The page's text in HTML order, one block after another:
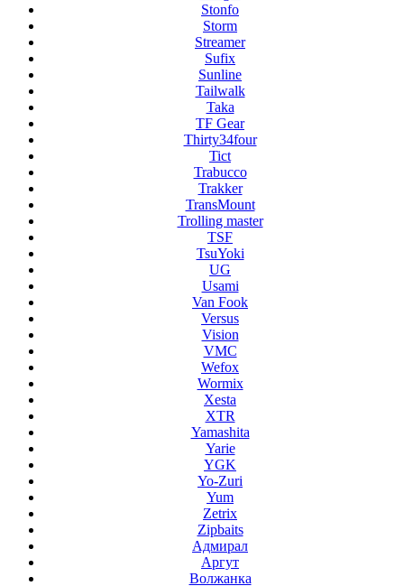
Stonfo
Storm
Streamer
Sufix
Sunline
Tailwalk
Taka
TF Gear
Thirty34four
Tict
Trabucco
Trakker
TransMount
Trolling master
TSF
TsuYoki
UG
Usami
Van Fook
Versus
Vision
VMC
Wefox
Wormix
Xesta
XTR
Yamashita
Yarie
YGK
Yo-Zuri
Yum
Zetrix
Zipbaits
Адмирал
Аргут
Волжанка